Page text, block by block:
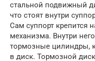
стальной подвижный
что стоят внутри
Сам суппорт крепится
механизма. Внутри
тормозные цилиндры,
в диск. Тормозной